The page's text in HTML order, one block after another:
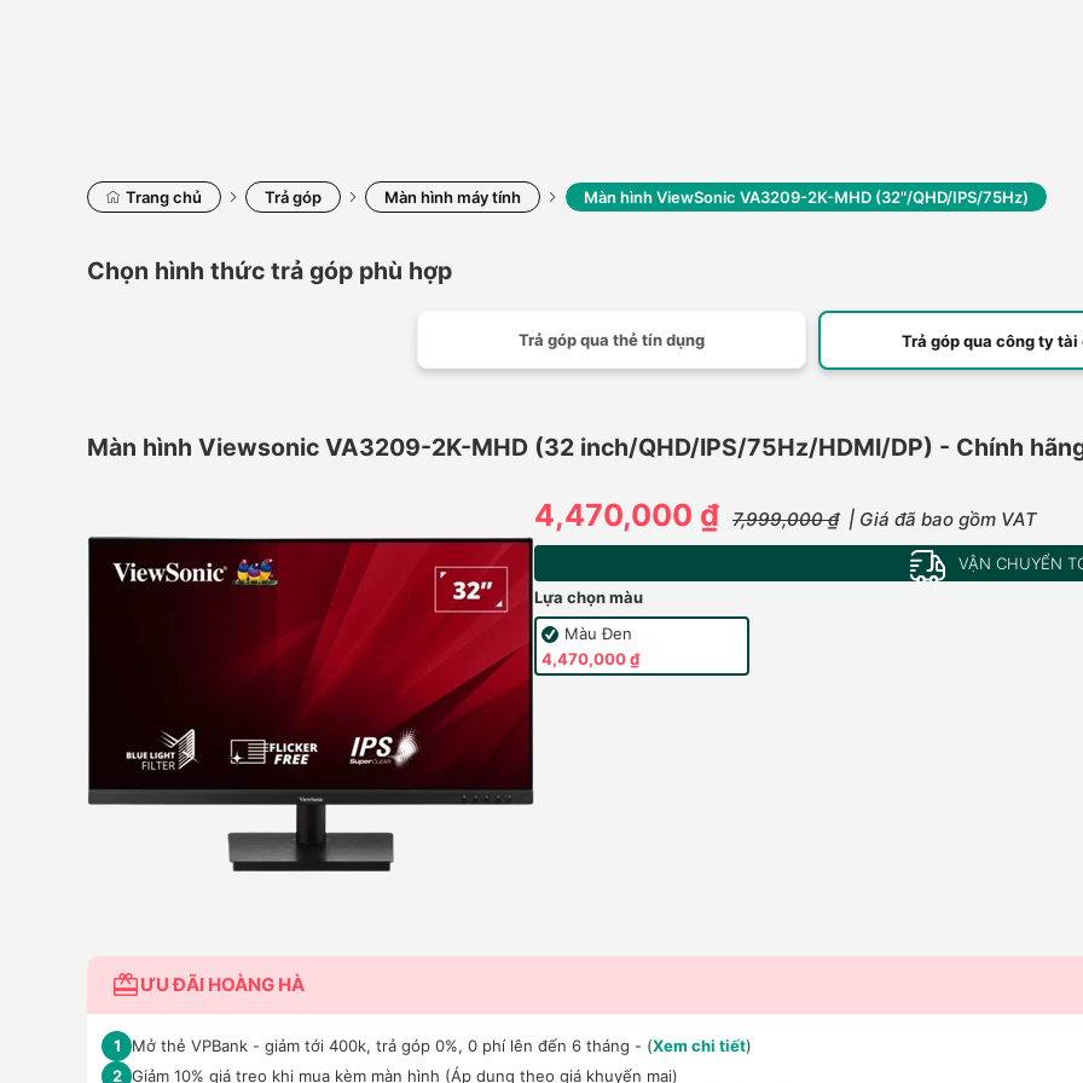
Trang chủ Trả góp Màn hình máy tính Màn hình ViewSonic VA3209-2K-MHD (32"/QHD/IPS/75Hz)
Chọn hình thức trả góp phù hợp
Trả góp qua thẻ tín dụng Trả góp qua công ty tài
Màn hình Viewsonic VA3209-2K-MHD (32 inch/QHD/IPS/75Hz/HDMI/DP) - Chính
4,470,000 ₫ 7,999,000 ₫ | Giá đã bao gồm VAT
VẬN CHUYỂN
Lựa chọn màu
Màu Đen
4,470,000 ₫
ƯU ĐÃI HOÀNG HÀ
1 Mở thẻ VPBank - giảm tới 400k, trả góp 0%, 0 phí lên đến 6 tháng - (Xem chi tiết)
2 Giảm 10% giá treo khi mua kèm màn hình (Áp dụng theo giá khuyến mại)